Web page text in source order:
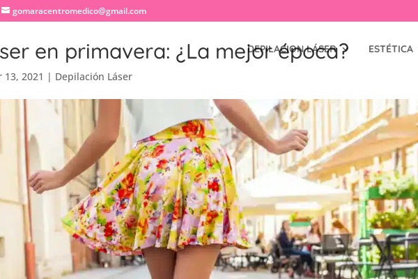
gomaracentromedico@gmail.com
DEPILACION LÁSER ESTÉTICA
en primavera: ¿La mejor época?
13, 2021 | Depilación Láser